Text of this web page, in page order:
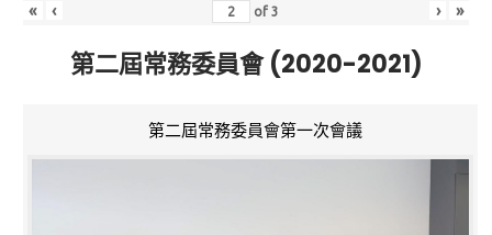
« ‹ of3 › »
第二屆常務委員會 (2020-2021)
第二屆常務委員會第一次會議